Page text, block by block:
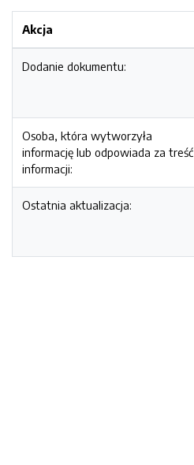
Akcja
Dodanie dokumentu:
Osoba, która wytworzyła
informację lub odpowiada za treść
informacji:
Ostatnia aktualizacja: